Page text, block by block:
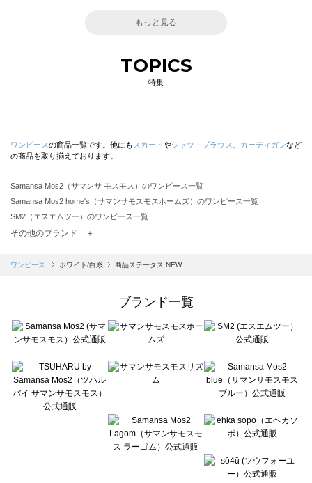
もっと見る
TOPICS
特集
ワンピースの商品一覧です。他にも スカート やシャツ・ブラウス カーディガンなど
の商品を取り揃えております。
Samansa Mos2（サマンサ モスモス）のワンピース一覧
Samansa Mos2 home's（サマンサモスモスホームズ）のワンピース一覧
SM2（エスエムツー）のワンピース一覧
TSUHARU by Samansa Mos2（ツハルバイサマンサモスモス）のワンピース一覧
Samansa Mos2 blue（サマンサモスモス ブルー）のワンピース一覧
sō4ū（ソウフォーユー）のワンピース一覧
Te chichi（テチチ）のワンピース一覧
Te chichi CLASSIC（テチチ クラシック）のワンピース一覧
Lugnoncure（ルノンキュール）のワンピース一覧
BETTY'S BLUE（べティーズブルー）のワンピース一覧
Wpc.（ワールドパーティー）のワンピース一覧
その他のブランド ＋
ワンピース ホワイト/白系 商品ステータス:NEW
ブランド一覧